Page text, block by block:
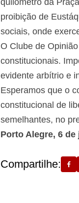
quilômetro da
proibição de
sociais, onde
O Clube de
constitucionais.
evidente arbítrio e
Esperamos que o
constitucional de
semelhantes, no
Porto Alegre, 6 de
Compartilhe: